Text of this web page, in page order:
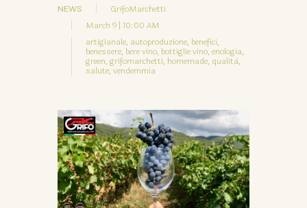
NEWS
GrifoMarchetti
March 9 | 10:00 AM
artigianale, autoproduzione, benefici,
benessere, bere vino, bottiglie vino, enologia,
green, grifomarchetti, homemade, qualità,
salute, vendemmia